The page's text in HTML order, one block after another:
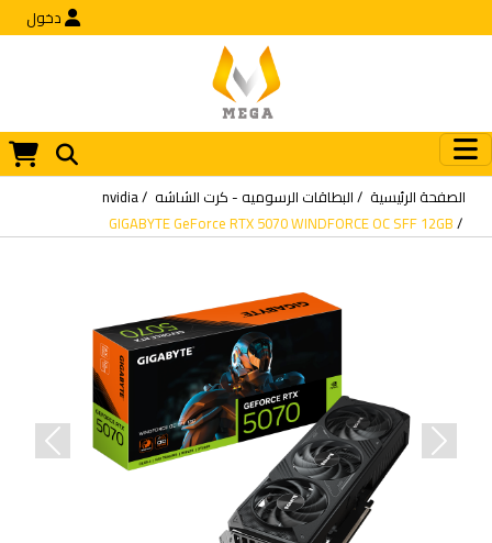
دخول
الصفحة الرئيسية البطاقات الرسوميه - كرت الشاشه
nvidia
GIGABYTE GeForce RTX 5070 WINDFORCE OC SFF 12GB
Next